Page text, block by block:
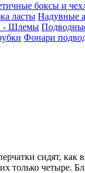
боксы и
ласты Надувные
- Шлемы
Фонари
сидят,
только четыре.